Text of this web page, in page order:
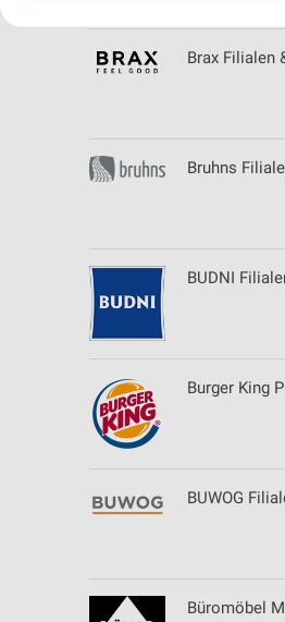
Brax Filialen
Bruhns
BUDNI
Burger King
BUWOG
Büromöbel
Erstellung von Profilen zur
Messung der Werbeleistung
Entwicklung und Verbesserung der
IAB-Besonderheiten:
Verwendung genauer Standortdaten
Nicht-IAB-Verarbeitungszwecke: